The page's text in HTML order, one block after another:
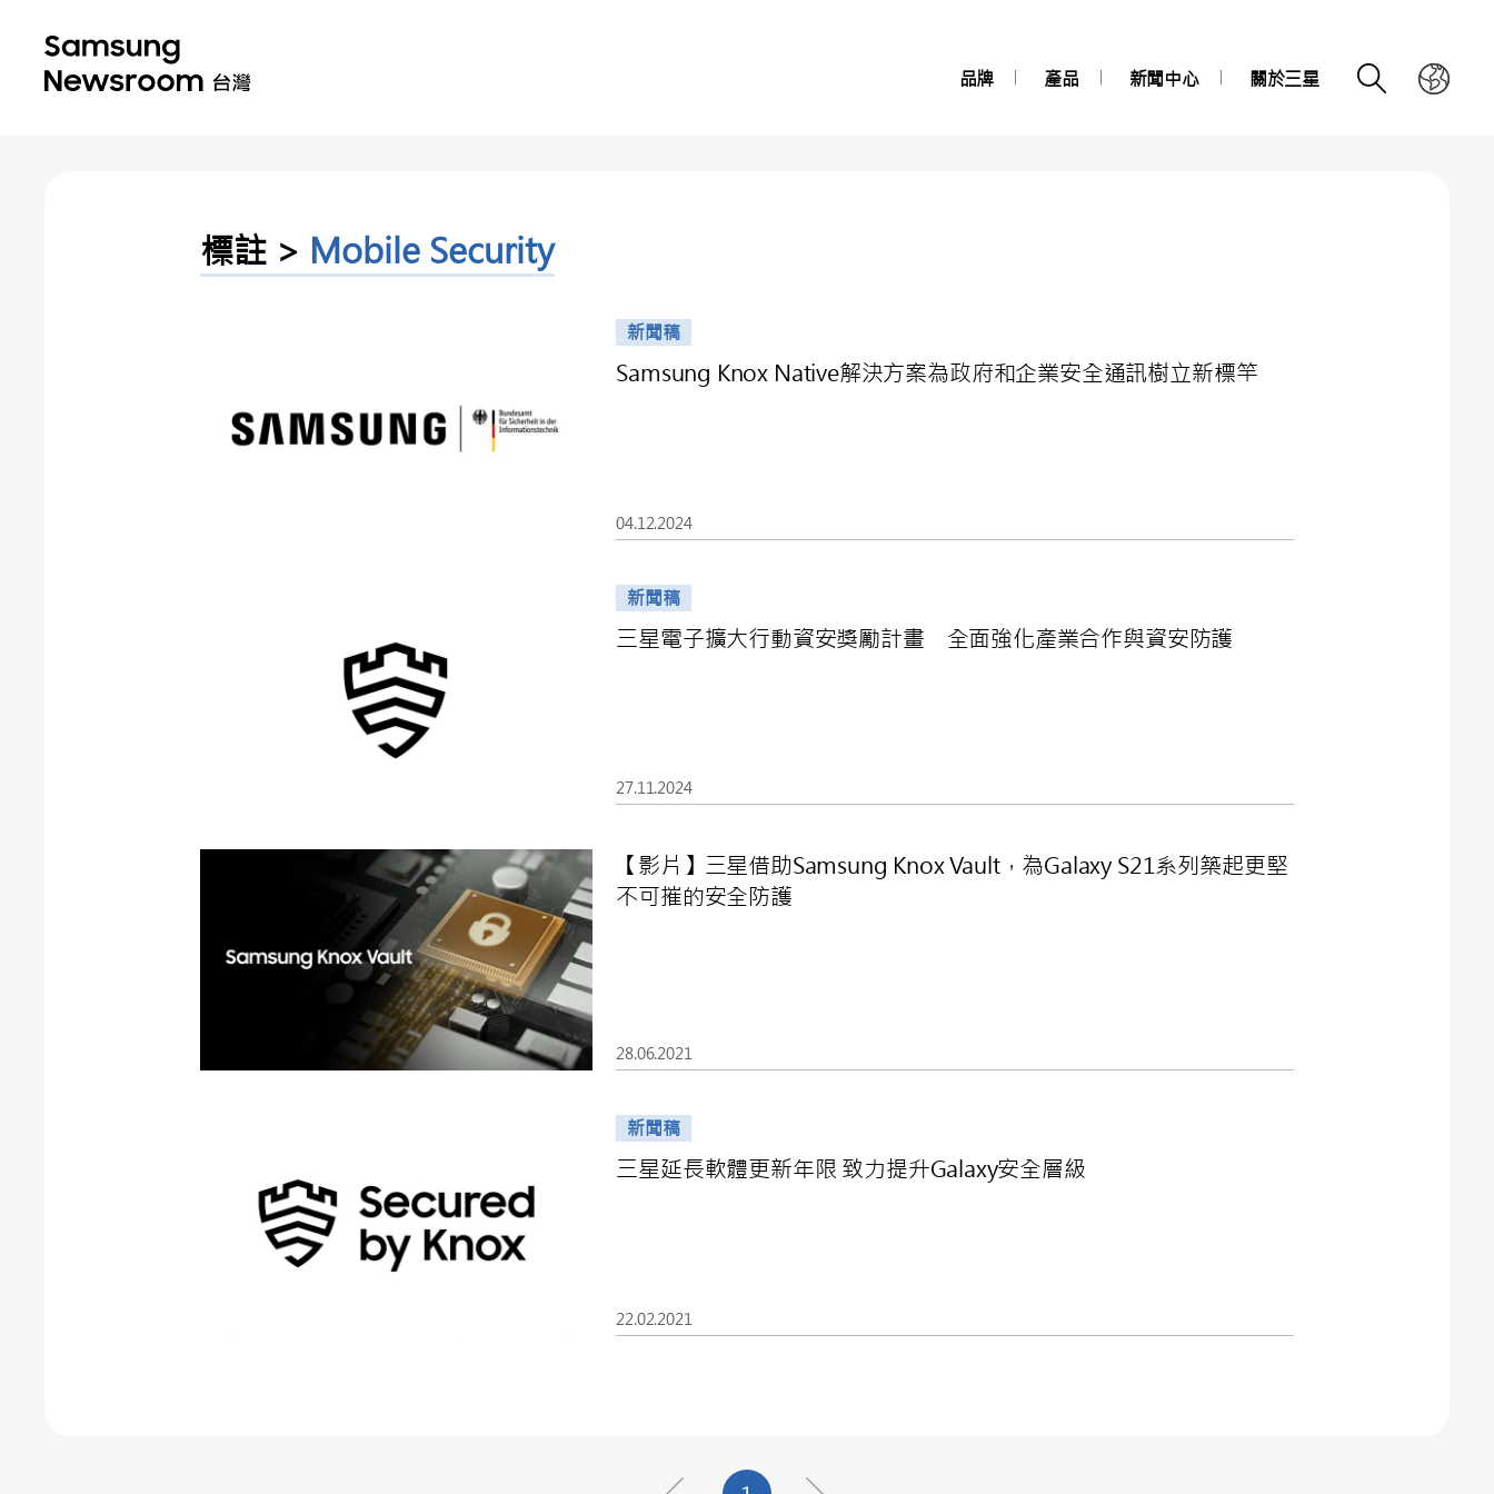
品牌 產品 新聞中心 關於三星
標註 > Mobile Security
新聞稿
Samsung Knox Native解決方案為政府和企業安全通訊樹立新標竿
04.12.2024
新聞稿
三星電子擴大行動資安獎勵計畫 全面強化產業合作與資安防護
27.11.2024
【影片】三星借助Samsung Knox Vault，為Galaxy S21系列築起更堅
不可摧的安全防護
28.06.2021
新聞稿
三星延長軟體更新年限 致力提升Galaxy安全層級
22.02.2021